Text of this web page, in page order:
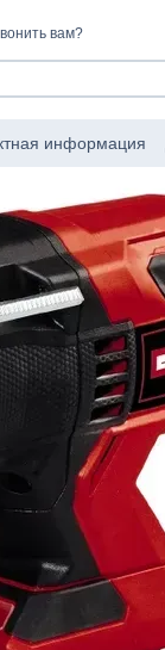
вам?
информация